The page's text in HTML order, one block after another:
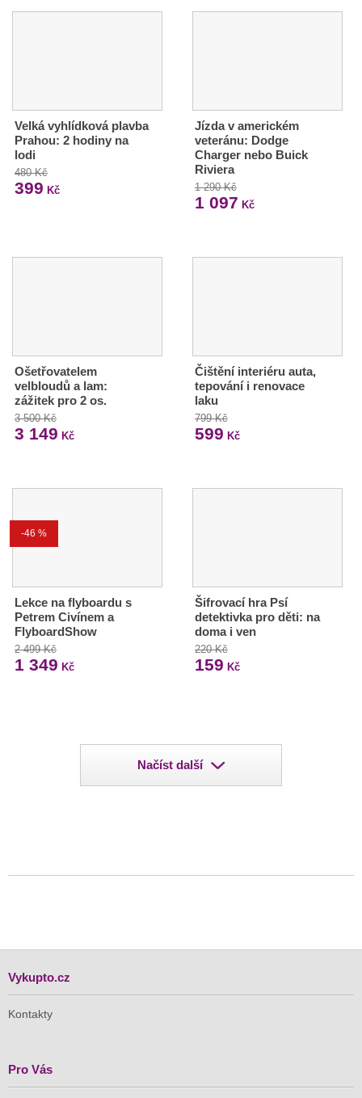
Velká vyhlídková plavba
Prahou: 2 hodiny na
lodi
480 Kč
399 Kč
Jízda v americkém
veteránu: Dodge
Charger nebo Buick
Riviera
1 290 Kč
1 097 Kč
Ošetřovatelem
velbloudů a lam:
zážitek pro 2 os.
3 500 Kč
3 149 Kč
Čištění interiéru auta,
tepování i renovace
laku
799 Kč
599 Kč
-46 %
Lekce na flyboardu s
Petrem Civínem a
FlyboardShow
2 499 Kč
1 349 Kč
Šifrovací hra Psí
detektivka pro děti: na
doma i ven
220 Kč
159 Kč
Načíst další
Vykupto.cz
Kontakty
Pro Vás